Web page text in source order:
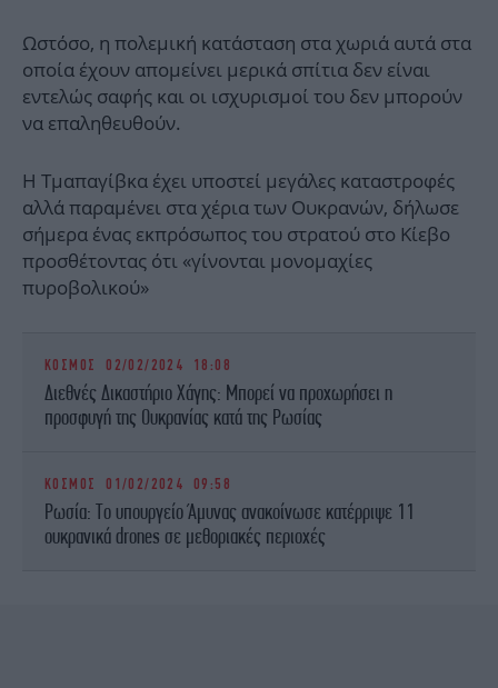
Ωστόσο, η πολεμική κατάσταση στα χωριά αυτά στα
οποία έχουν απομείνει μερικά σπίτια δεν είναι
εντελώς σαφής και οι ισχυρισμοί του δεν μπορούν
να επαληθευθούν.
Η Τμαπαγίβκα έχει υποστεί μεγάλες καταστροφές
αλλά παραμένει στα χέρια των Ουκρανών, δήλωσε
σήμερα ένας εκπρόσωπος του στρατού στο Κίεβο
προσθέτοντας ότι «γίνονται μονομαχίες
πυροβολικού»
ΚΟΣΜΟΣ 02/02/2024 18:08
Διεθνές Δικαστήριο Χάγης: Μπορεί να προχωρήσει η
προσφυγή της Ουκρανίας κατά της Ρωσίας
ΚΟΣΜΟΣ 01/02/2024 09:58
Ρωσία: Το υπουργείο Άμυνας ανακοίνωσε κατέρριψε 11
ουκρανικά drones σε μεθοριακές περιοχές